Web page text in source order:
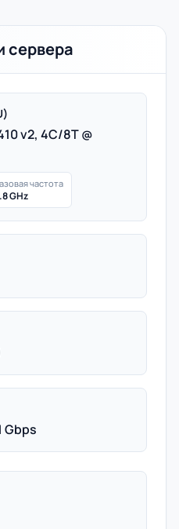
сервера
v2, 4C/8T @
частота
GHz
Gbps